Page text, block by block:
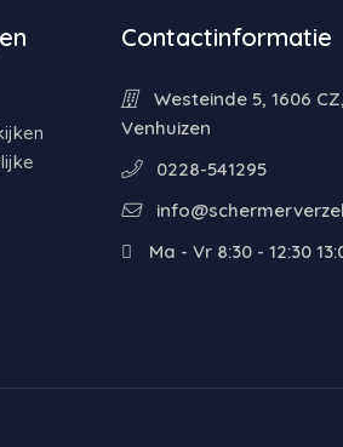
Contactinformatie
Westeinde 5, 1606 CZ,
Venhuizen
0228-541295
Ma - Vr 8:30 - 12:30